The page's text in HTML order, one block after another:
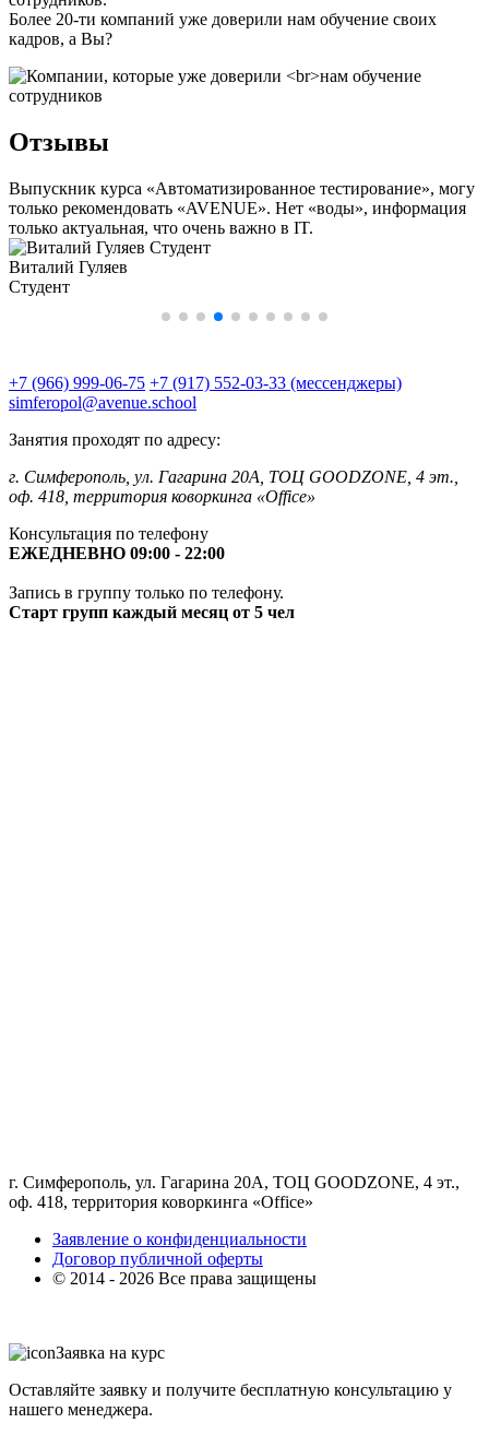
Более 20-ти компаний уже доверили нам обучение своих
кадров, а Вы?
Отзывы
Выпускник курса «Автоматизированное тестирование», могу
только рекомендовать «AVENUE». Нет «воды», информация
только актуальная, что очень важно в IT.
Виталий Гуляев
Студент
+7 (966) 999-06-75 +7 (917) 552-03-33 (мессенджеры)
simferopol@avenue.school
Занятия проходят по адресу:
г. Симферополь, ул. Гагарина 20А, ТОЦ GOODZONE, 4 эт.,
оф. 418, территория коворкинга «Office»
Консультация по телефону
ЕЖЕДНЕВНО 09:00 - 22:00
Запись в группу только по телефону.
Старт групп каждый месяц от 5 чел
г. Симферополь, ул. Гагарина 20А, ТОЦ GOODZONE, 4 эт.,
оф. 418, территория коворкинга «Office»
Заявление о конфиденциальности
Договор публичной оферты
© 2014 - 2026 Все права защищены
Заявка на курс
Оставляйте заявку и получите бесплатную консультацию у
нашего менеджера.